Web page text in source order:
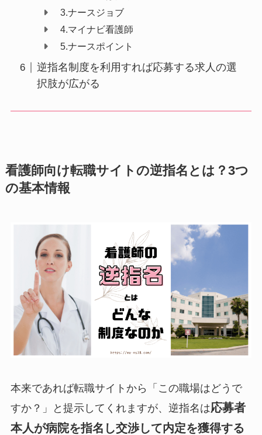
3.ナースジョブ
4.マイナビ看護師
5.ナースポイント
逆指名制度を利用すれば応募する求人の選
択肢が広がる
看護師向け転職サイトの逆指名とは？3つ
の基本情報
本来であれば転職サイトから「この職場はどうで
すか？」と提示してくれますが、逆指名は応募者
本人が病院を指名し交渉して内定を獲得する